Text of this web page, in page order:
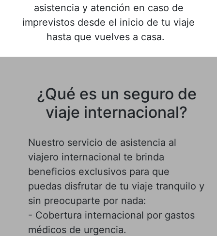
asistencia y atención en caso de
imprevistos desde el inicio de tu viaje
hasta que vuelves a casa.
¿Qué es un seguro de
viaje internacional?
Nuestro servicio de asistencia al
viajero internacional te brinda
beneficios exclusivos para que
puedas disfrutar de tu viaje tranquilo y
sin preocuparte por nada:
- Cobertura internacional por gastos
médicos de urgencia.